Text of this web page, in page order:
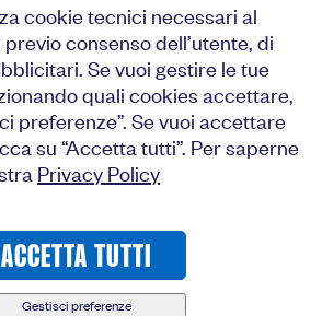
cookie tecnici necessari al
consenso dell’utente, di
Se vuoi gestire le tue
quali cookies accettare,
preferenze”. Se vuoi accettare
su “Accetta tutti”. Per saperne
Privacy Policy
Gestisci preferenze
ACCETTA TUTTI
LE MIE SCELTE
CONSENTI TUTTI
YouTube
LinkedIn
del Mondo